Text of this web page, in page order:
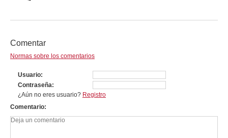
Comentar
Normas sobre los comentarios
Usuario
Contraseña
¿Aún no eres usuario? Registro
Comentario